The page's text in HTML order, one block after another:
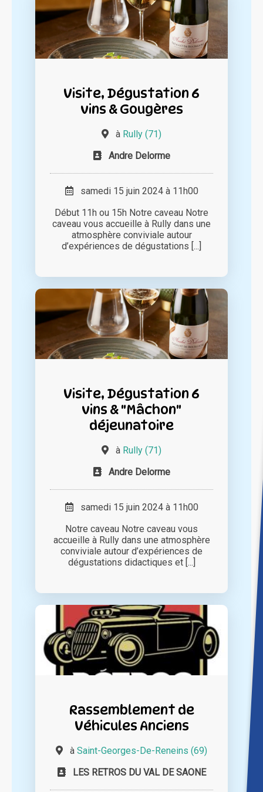
Visite, Dégustation 6
vins & Gougères
à Rully (71)
Andre Delorme
samedi 15 juin 2024 à 11h00
Début 11h ou 15h Notre caveau Notre
caveau vous accueille à Rully dans une
atmosphère conviviale autour
d’expériences de dégustations [...]
Visite, Dégustation 6
vins & "Mâchon"
déjeunatoire
à Rully (71)
Andre Delorme
samedi 15 juin 2024 à 11h00
Notre caveau Notre caveau vous
accueille à Rully dans une atmosphère
conviviale autour d’expériences de
dégustations didactiques et [...]
Rassemblement de
Véhicules Anciens
à Saint-Georges-De-Reneins (69)
LES RETROS DU VAL DE SAONE